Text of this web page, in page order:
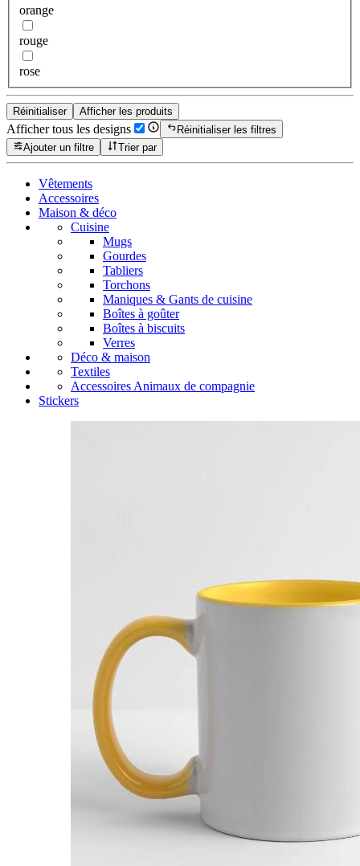
orange
rouge
rose
Réinitialiser Afficher les produits
Afficher tous les designs
Réinitialiser les filtres
Ajouter un filtre
Trier par
Vêtements
Accessoires
Maison & déco
Cuisine
Mugs
Gourdes
Tabliers
Torchons
Maniques & Gants de cuisine
Boîtes à goûter
Boîtes à biscuits
Verres
Déco & maison
Textiles
Accessoires Animaux de compagnie
Stickers